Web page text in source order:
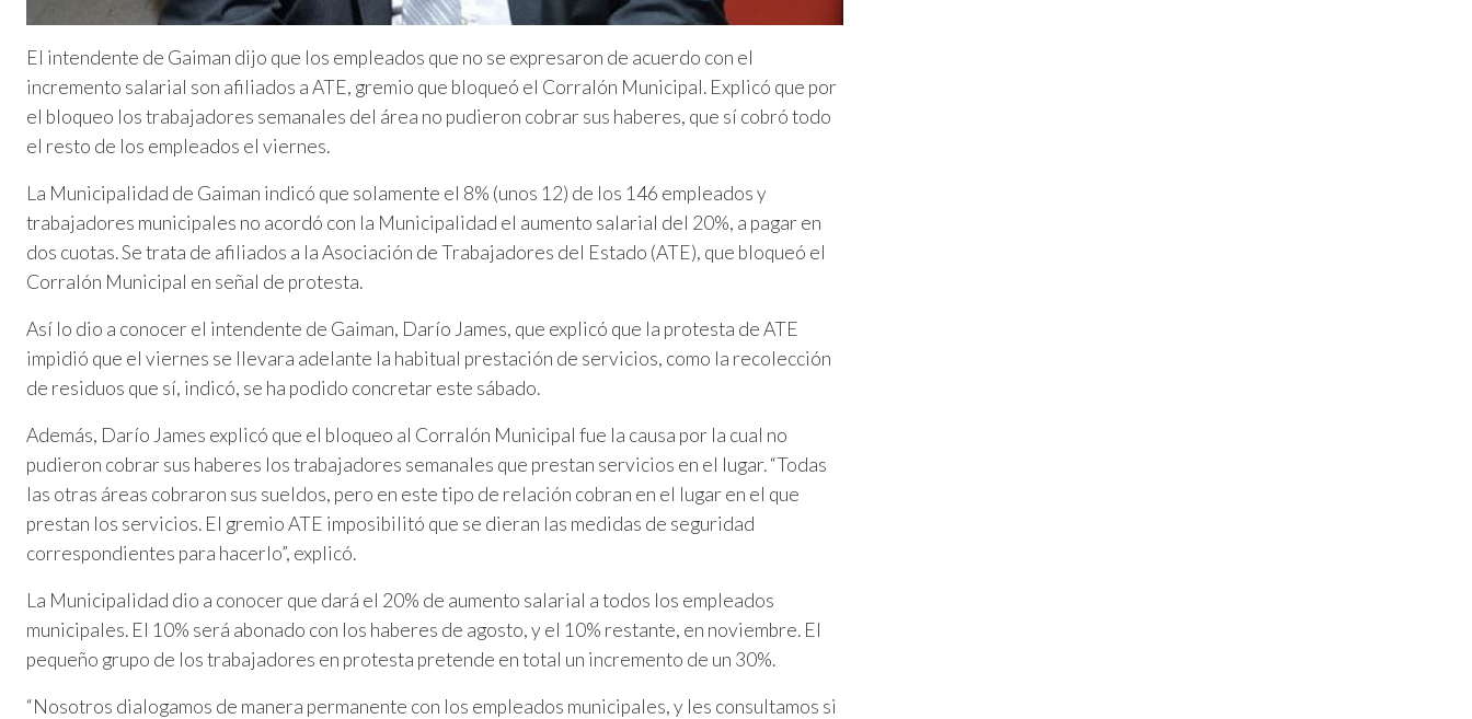
El intendente de Gaiman dijo que los empleados que no se expresaron de acuerdo con el
incremento salarial son afiliados a ATE, gremio que bloqueó el Corralón Municipal. Explicó que por
el bloqueo los trabajadores semanales del área no pudieron cobrar sus haberes, que sí cobró todo
el resto de los empleados el viernes.
La Municipalidad de Gaiman indicó que solamente el 8% (unos 12) de los 146 empleados y
trabajadores municipales no acordó con la Municipalidad el aumento salarial del 20%, a pagar en
dos cuotas. Se trata de afiliados a la Asociación de Trabajadores del Estado (ATE), que bloqueó el
Corralón Municipal en señal de protesta.
Así lo dio a conocer el intendente de Gaiman, Darío James, que explicó que la protesta de ATE
impidió que el viernes se llevara adelante la habitual prestación de servicios, como la recolección
de residuos que sí, indicó, se ha podido concretar este sábado.
Además, Darío James explicó que el bloqueo al Corralón Municipal fue la causa por la cual no
pudieron cobrar sus haberes los trabajadores semanales que prestan servicios en el lugar. “Todas
las otras áreas cobraron sus sueldos, pero en este tipo de relación cobran en el lugar en el que
prestan los servicios. El gremio ATE imposibilitó que se dieran las medidas de seguridad
correspondientes para hacerlo”, explicó.
La Municipalidad dio a conocer que dará el 20% de aumento salarial a todos los empleados
municipales. El 10% será abonado con los haberes de agosto, y el 10% restante, en noviembre. El
pequeño grupo de los trabajadores en protesta pretende en total un incremento de un 30%.
“Nosotros dialogamos de manera permanente con los empleados municipales, y les consultamos si